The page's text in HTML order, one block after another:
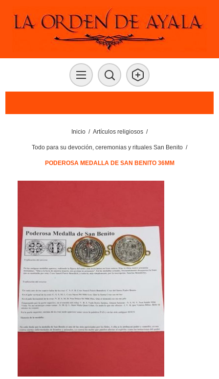
Inicio / Artículos religiosos /
Todo para su devoción, ceremonias y rituales San Benito /
PODEROSA MEDALLA DE SAN BENITO 36MM